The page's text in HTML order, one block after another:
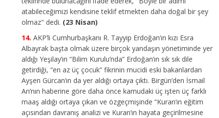
atabileceğimizi kendisine teklif etmekten daha doğal bir şey
olmaz" dedi. (23 Nisan)
AKP’li Cumhurbaşkanı R. Tayyip Erdoğan’ın kızı Esra
Albayrak başta olmak üzere birçok yandaşın yönetiminde yer
aldığı Yeşilay’ın “Bilim Kurulu’nda” Erdoğan’ın sık sık dile
getirdiği, “en az üç çocuk” fikrinin mucidi eski bakanlardan
Ayşen Gürcan’ın da yer aldığı ortaya çıktı. Birgün’den İsmail
Arı’nın haberine göre daha önce kamudaki üç işten üç farklı
maaş aldığı ortaya çıkan ve özgeçmişinde “Kuran’ın eğitim
açısından davranış analizi ve Kuran’ın hayata geçirilmesine